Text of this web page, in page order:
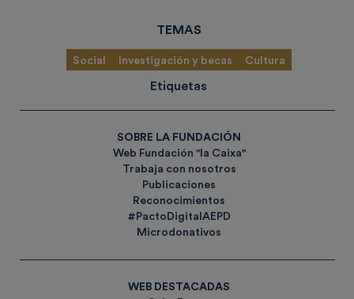
TEMAS
Social Investigación y becas Cultura
Etiquetas
SOBRE LA FUNDACIÓN
Web Fundación "la Caixa"
Trabaja con nosotros
Publicaciones
Reconocimientos
#PactoDigitalAEPD
Microdonativos
WEB DESTACADAS